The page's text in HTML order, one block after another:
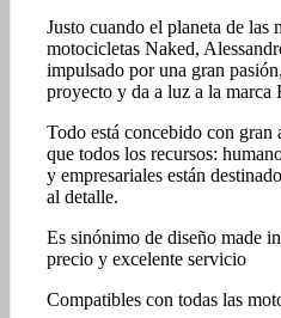
Justo cuando el planeta de las
motocicletas Naked,
impulsado por una gran
proyecto y da a luz a la marca
Todo está concebido con gran
que todos los recursos:
y empresariales están
al detalle.
Es sinónimo de diseño made
precio y excelente servicio
Compatibles con todas las